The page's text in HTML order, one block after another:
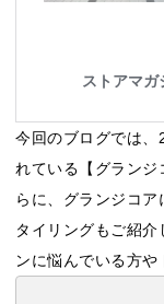
今回のブログでは、
れている【グランジ
らに、グランジコ
タイリングもご紹
ンに悩んでいる方や